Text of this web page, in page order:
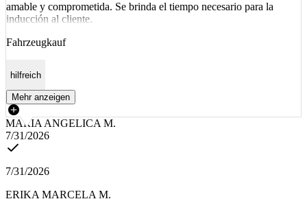
amable y comprometida. Se brinda el tiempo necesario para la
inducción al cliente.
Fahrzeugkauf
hilfreich
Mehr anzeigen
MARIA ANGELICA M.
7/31/2026
7/31/2026
ERIKA MARCELA M.